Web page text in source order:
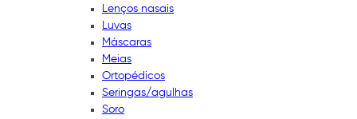
Lenços nasais
Luvas
Máscaras
Meias
Ortopédicos
Seringas/agulhas
Soro